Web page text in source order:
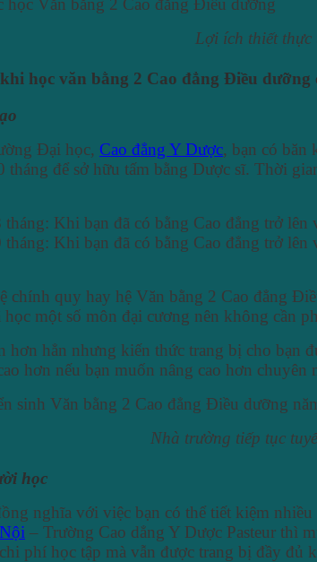
Lợi ích thiết
học văn bằng 2 Cao đẳng Điều dưỡng
Đại học, Cao đẳng Y Dược, bạn có băn
tháng để sở hữu tấm bằng Dược sĩ. Thời
Khi bạn đã có bằng Cao đẳng trở
Khi bạn đã có bằng Cao đẳng trở
chính quy hay hệ Văn bằng 2 Cao đẳng
một số môn đại cương nên không cần
hơn hẳn nhưng kiến thức trang bị cho
hơn nếu bạn muốn nâng cao hơn chuyên
Nhà trường tiếp tục
học
nghĩa với việc bạn có thể tiết kiệm
– Trường Cao dẳng Y Dược Pasteur thì
phí học tập mà vẫn được trang bị đầy đủ